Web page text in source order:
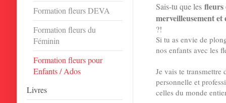
Formation fleurs DEVA
Formation fleurs du
Féminin
Formation fleurs pour
Enfants / Ados
Livres
Sais-tu que les fleurs
merveilleusement
?!
Si tu as envie de
nos enfants avec les
Je vais te transmettre
personnelle et
celles du monde